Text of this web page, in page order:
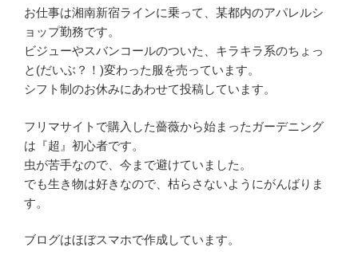
お仕事は湘南新宿ラインに乗って、某都内のアパレルシ
ョップ勤務です。
ビジューやスバンコールのついた、キラキラ系のちょっ
と(だいぶ？！)変わった服を売っています。
シフト制のお休みにあわせて投稿しています。
フリマサイトで購入した薔薇から始まったガーデニング
は『超』初心者です。
虫が苦手なので、今まで避けていました。
でも生き物は好きなので、枯らさないようにがんばりま
す。
ブログはほぼスマホで作成しています。